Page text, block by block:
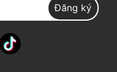
Đăng ký